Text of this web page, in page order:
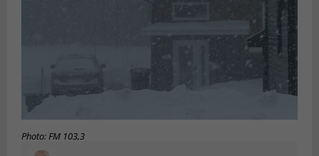
Photo: FM 103,3